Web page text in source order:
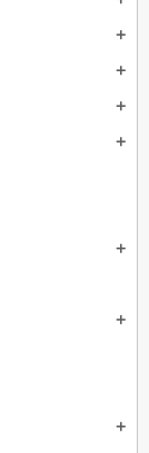
add
add
add
add
add
add
add